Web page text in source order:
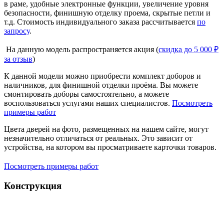
в раме, удобные электронные функции, увеличение уровня
безопасности, финишную отделку проема, скрытые петли и
т.д. Стоимость индивидуального заказа рассчитывается по
запросу.
На данную модель распространяется акция (скидка до 5 000 ₽
за отзыв)
К данной модели можно приобрести комплект доборов и
наличников, для финишной отделки проёма. Вы можете
смонтировать доборы самостоятельно, а можете
воспользоваться услугами наших специалистов. Посмотреть
примеры работ
Цвета дверей на фото, размещенных на нашем сайте, могут
незначительно отличаться от реальных. Это зависит от
устройства, на котором вы просматриваете карточки товаров.
Посмотреть примеры работ
Конструкция